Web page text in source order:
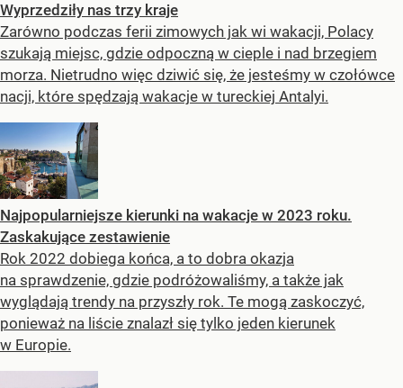
Wyprzedziły nas trzy kraje
Zarówno podczas ferii zimowych jak wi wakacji, Polacy
szukają miejsc, gdzie odpoczną w cieple i nad brzegiem
morza. Nietrudno więc dziwić się, że jesteśmy w czołówce
nacji, które spędzają wakacje w tureckiej Antalyi.
Najpopularniejsze kierunki na wakacje w 2023 roku.
Zaskakujące zestawienie
Rok 2022 dobiega końca, a to dobra okazja
na sprawdzenie, gdzie podróżowaliśmy, a także jak
wyglądają trendy na przyszły rok. Te mogą zaskoczyć,
ponieważ na liście znalazł się tylko jeden kierunek
w Europie.